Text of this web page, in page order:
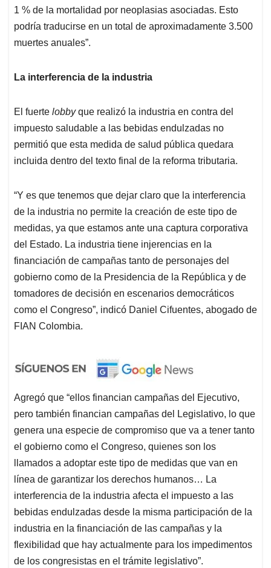
1 % de la mortalidad por neoplasias asociadas. Esto
podría traducirse en un total de aproximadamente 3.500
muertes anuales”.
La interferencia de la industria
El fuerte lobbyque realizó la industria en contra del
impuesto saludable a las bebidas endulzadas no
permitió que esta medida de salud pública quedara
incluida dentro del texto final de la reforma tributaria.
“Y es que tenemos que dejar claro que la interferencia
de la industria no permite la creación de este tipo de
medidas, ya que estamos ante una captura corporativa
del Estado. La industria tiene injerencias en la
financiación de campañas tanto de personajes del
gobierno como de la Presidencia de la República y de
tomadores de decisión en escenarios democráticos
como el Congreso”, indicó Daniel Cifuentes, abogado de
FIAN Colombia.
Agregó que “ellos financian campañas del Ejecutivo,
pero también financian campañas del Legislativo, lo que
genera una especie de compromiso que va a tener tanto
el gobierno como el Congreso, quienes son los
llamados a adoptar este tipo de medidas que van en
línea de garantizar los derechos humanos… La
interferencia de la industria afecta el impuesto a las
bebidas endulzadas desde la misma participación de la
industria en la financiación de las campañas y la
flexibilidad que hay actualmente para los impedimentos
de los congresistas en el trámite legislativo”.